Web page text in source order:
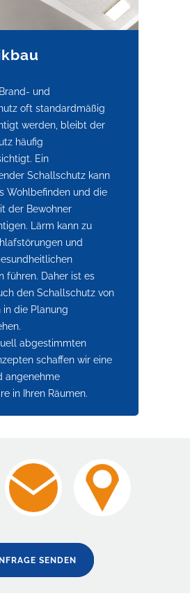
und
oft standardmäßig
werden, bleibt der
häufig
Ein
Schallschutz kann
Wohlbefinden und die
der Bewohner
Lärm kann zu
und
führen. Daher ist es
den Schallschutz von
in die Planung
abgestimmten
schaffen wir eine
angenehme
in Ihren Räumen.
SENDEN